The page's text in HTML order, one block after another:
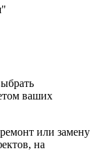
ваших
или замену
на